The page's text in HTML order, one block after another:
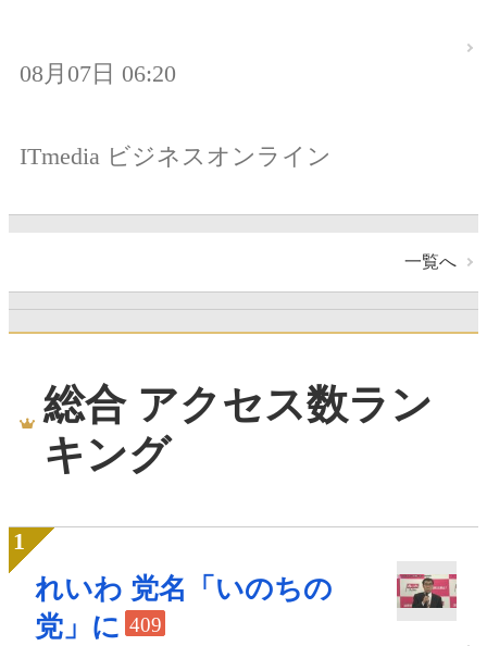
08月07日 06:20
ITmedia ビジネスオンライン
一覧へ
総合 アクセス数ラン
キング
れいわ 党名「いのちの
党」に 409